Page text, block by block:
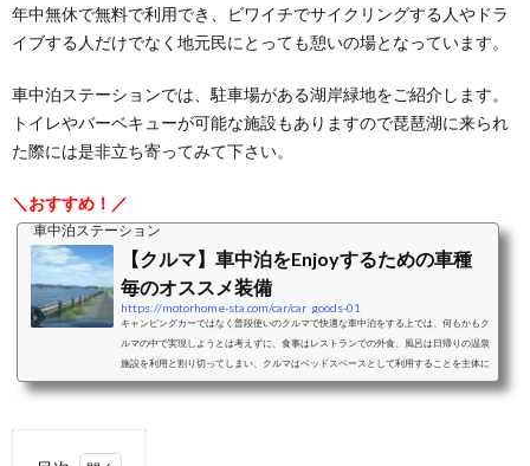
年中無休で無料で利用でき、ビワイチでサイクリングする人やドラ
イブする人だけでなく地元民にとっても憩いの場となっています。
車中泊ステーションでは、駐車場がある湖岸緑地をご紹介します。
トイレやバーベキューが可能な施設もありますので琵琶湖に来られ
た際には是非立ち寄ってみて下さい。
＼おすすめ！／
車中泊ステーション
【クルマ】車中泊をEnjoyするための車種
毎のオススメ装備
https://motorhome-sta.com/car/car_goods-01
キャンピングカーではなく普段使いのクルマで快適な車中泊をする上では、何もかもク
ルマの中で実現しようとは考えずに、食事はレストランでの外食、風呂は日帰りの温泉
施設を利用と割り切ってしまい、クルマはベッドスペースとして利用することを主体に
考えることをおすすめします。ベッドスペースとして利用することを考えた際の車中泊
り大人二人＋小さな子供一人程度...